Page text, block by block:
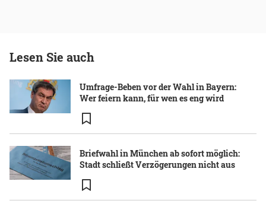
Lesen Sie auch
Umfrage-Beben vor der Wahl in Bayern:
Wer feiern kann, für wen es eng wird
Briefwahl in München ab sofort möglich:
Stadt schließt Verzögerungen nicht aus